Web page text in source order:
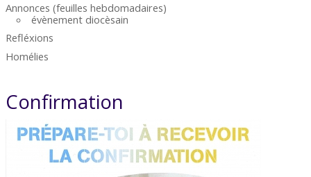
Annonces (feuilles hebdomadaires)
évènement diocèsain
Refléxions
Homélies
Confirmation